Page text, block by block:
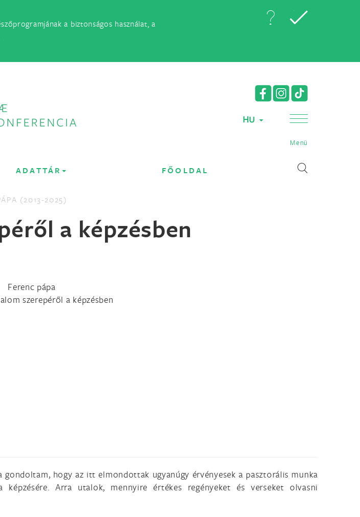
a biztonságos használat, a
HU
Menü
ADATTÁR FŐOLDAL
(2013-2025)
a képzésben
Ferenc pápa
szerepéről a képzésben
hogy az itt elmondottak ugyanúgy érvényesek a pasztorális munka
Arra utalok, mennyire értékes regényeket és verseket olvasni